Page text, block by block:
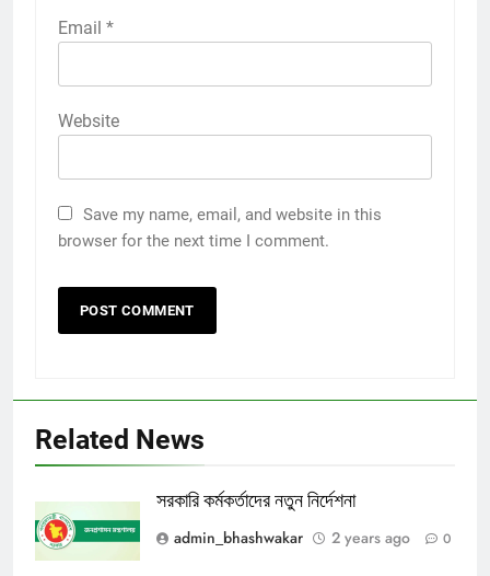
Email *
Website
Save my name, email, and website in this
browser for the next time I comment.
Related News
সরকারি কর্মকর্তাদের নতুন নির্দেশনা
admin_bhashwakar
2 years ago 0